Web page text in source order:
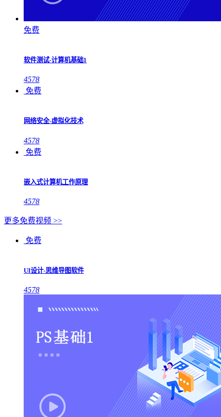
免费
软件测试-计算机基础1
4578
免费
网络安全-虚拟化技术
4578
免费
嵌入式计算机工作原理
4578
更多免费视频 >>
免费
UI设计-思维导图软件
4578